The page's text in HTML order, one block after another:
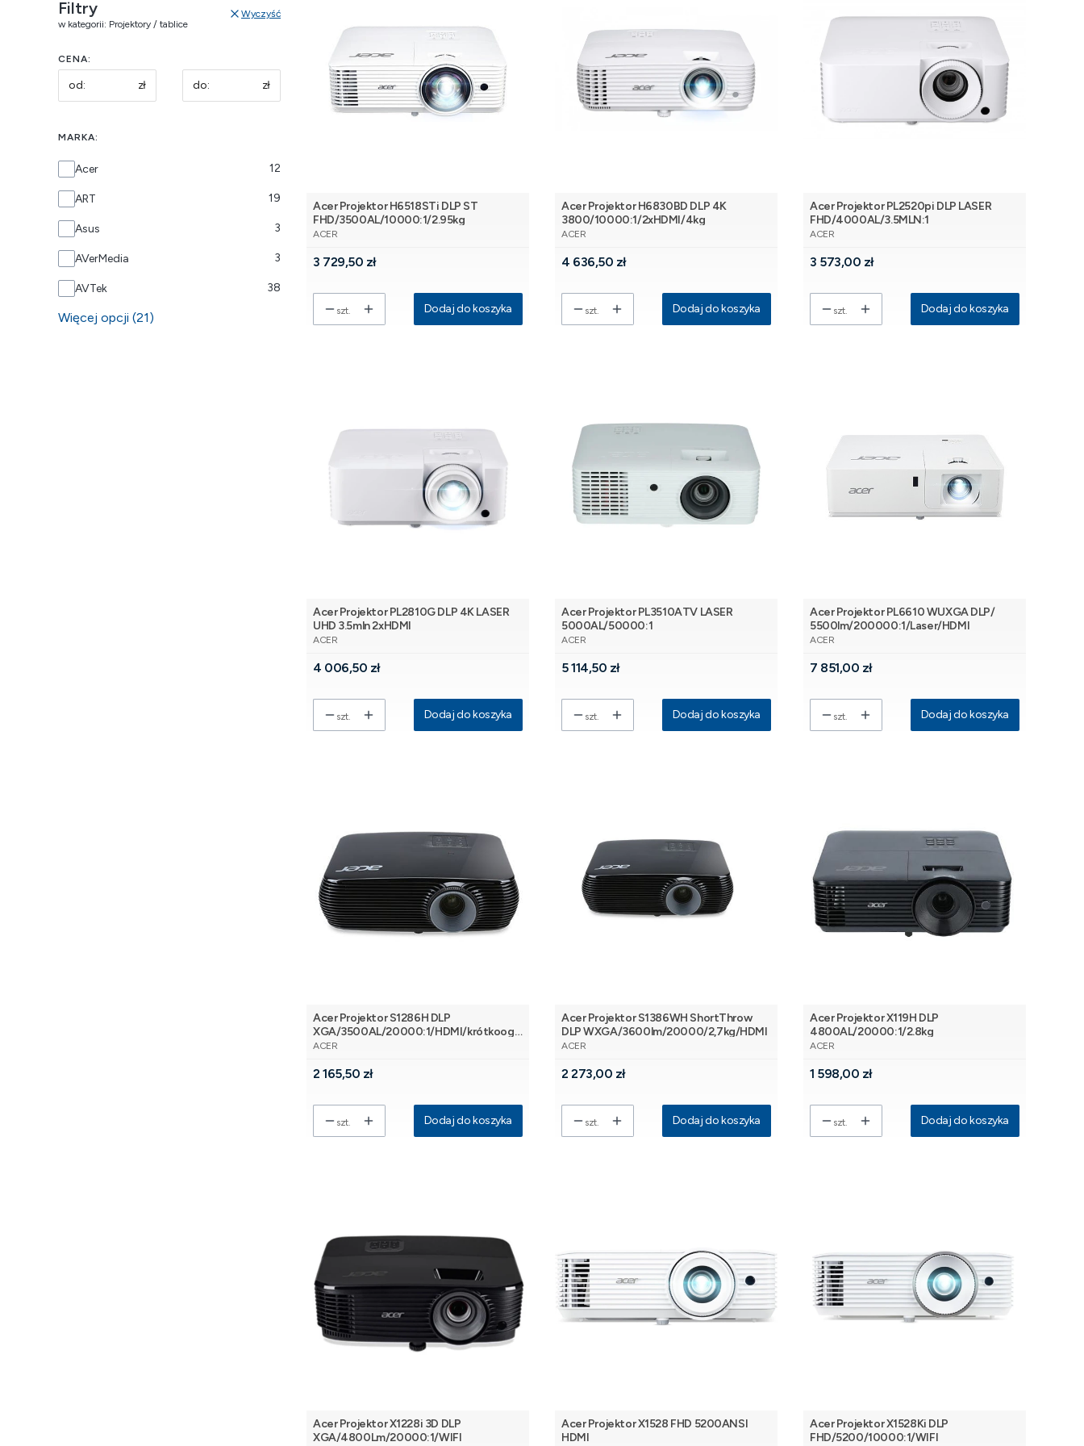
Filtry
w kategorii: Projektory / tablice
Wyczyść
CENA:
zł zł
MARKA:
Marka
Acer 12
ART 19
Asus 3
AVerMedia 3
AVTek 38
Więcej opcji (21)
Acer Projektor H6518STi DLP ST
FHD/3500AL/10000:1/2.95kg
PRODUCENT
ACER
Cena
3 729,50 zł
szt. Dodaj do koszyka
Acer Projektor H6830BD DLP 4K
3800/10000:1/2xHDMI/4kg
PRODUCENT
ACER
Cena
4 636,50 zł
szt. Dodaj do koszyka
Acer Projektor PL2520pi DLP LASER
FHD/4000AL/3.5MLN:1
PRODUCENT
ACER
Cena
3 573,00 zł
szt. Dodaj do koszyka
Acer Projektor PL2810G DLP 4K LASER
UHD 3.5mln 2xHDMI
PRODUCENT
ACER
Cena
4 006,50 zł
szt. Dodaj do koszyka
Acer Projektor PL3510ATV LASER
5000AL/50000:1
PRODUCENT
ACER
Cena
5 114,50 zł
szt. Dodaj do koszyka
Acer Projektor PL6610 WUXGA DLP/
5500lm/200000:1/Laser/HDMI
PRODUCENT
ACER
Cena
7 851,00 zł
szt. Dodaj do koszyka
Acer Projektor S1286H DLP
XGA/3500AL/20000:1/HDMI/krótkoogn
iskowy/2,7kg
PRODUCENT
ACER
Cena
2 165,50 zł
szt. Dodaj do koszyka
Acer Projektor S1386WH ShortThrow
DLP WXGA/3600lm/20000/2,7kg/HDMI
PRODUCENT
ACER
Cena
2 273,00 zł
szt. Dodaj do koszyka
Acer Projektor X119H DLP
4800AL/20000:1/2.8kg
PRODUCENT
ACER
Cena
1 598,00 zł
szt. Dodaj do koszyka
Acer Projektor X1228i 3D DLP
XGA/4800Lm/20000:1/WIFI
Acer Projektor X1528 FHD 5200ANSI
HDMI
Acer Projektor X1528Ki DLP
FHD/5200/10000:1/WIFI